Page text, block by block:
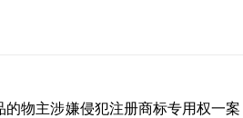
的物主涉嫌侵犯注册商标专用权一